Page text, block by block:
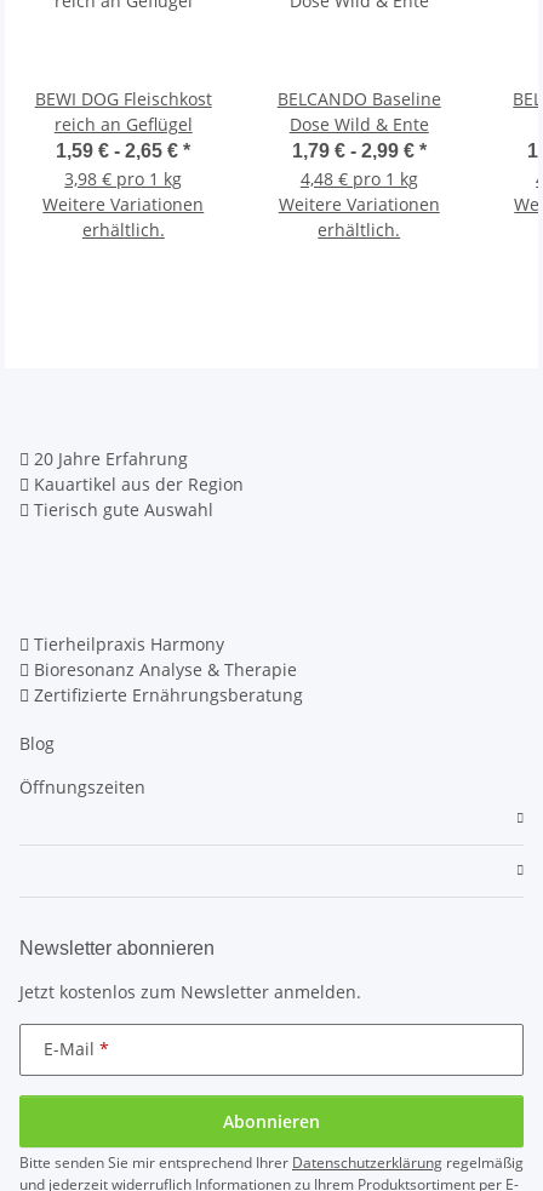
BEWI DOG Fleischkost
reich an Geflügel
1,59 € -2,65 €*
3,98 € pro 1 kg
Weitere Variationen
erhältlich.
BELCANDO Baseline
Dose Wild & Ente
1,79 € - 2,99 € *
4,48 € pro 1 kg
Weitere Variationen
erhältlich.
20 Jahre Erfahrung
Kauartikel aus der Region
Tierisch gute Auswahl
Tierheilpraxis Harmony
Bioresonanz Analyse & Therapie
Zertifizierte Ernährungsberatung
Blog
Öffnungszeiten
Newsletter abonnieren
Jetzt kostenlos zum Newsletter anmelden.
E-Mail
Abonnieren
Bitte senden Sie mir entsprechend Ihrer Datenschutzerklärung regelmäßig
und jederzeit widerruflich Informationen zu Ihrem Produktsortiment per E-